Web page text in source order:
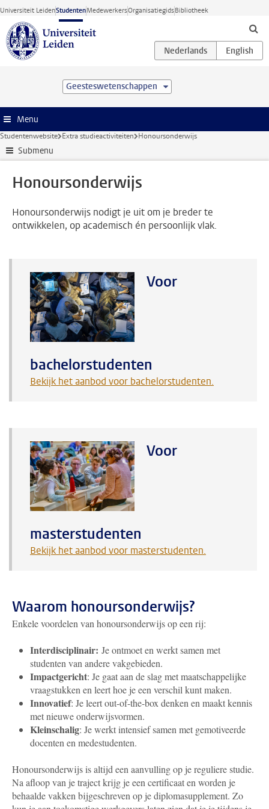
Ga direct naar de inhoud
Universiteit LeidenStudentenMedewerkersOrganisatiegidsBibliotheek
Geesteswetenschappen
Menu
Studentenwebsite Extra studieactiviteiten Honoursonderwijs
Submenu
Honoursonderwijs
Honoursonderwijs nodigt je uit om je breder te
ontwikkelen, op academisch én persoonlijk vlak.
Voor
bachelorstudenten
Bekijk het aanbod voor bachelorstudenten.
Voor
masterstudenten
Bekijk het aanbod voor masterstudenten.
Waarom honoursonderwijs?
Enkele voordelen van honoursonderwijs op een rij:
Interdisciplinair: Je ontmoet en werkt samen met
studenten van andere vakgebieden.
Impactgericht: Je gaat aan de slag met maatschappelijke
vraagstukken en leert hoe je een verschil kunt maken.
Innovatief: Je leert out-of-the-box denken en maakt kennis
met nieuwe onderwijsvormen.
Kleinschalig: Je werkt intensief samen met gemotiveerde
docenten en medestudenten.
Honoursonderwijs is altijd een aanvulling op je reguliere studie.
Na afloop van je traject krijg je een certificaat en worden je
behaalde vakken bijgeschreven op je diplomasupplement. Zo